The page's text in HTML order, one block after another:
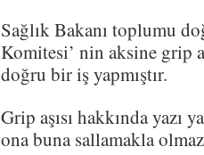
Sağlık Bakanı toplumu
Komitesi’ nin aksine grip
doğru bir iş yapmıştır.
Grip aşısı hakkında yazı
ona buna sallamakla